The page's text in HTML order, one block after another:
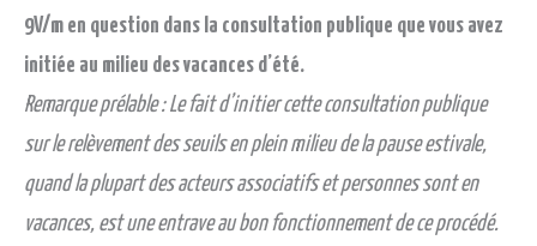
9V/m en question dans la consultation publique que vous avez
initiée au milieu des vacances d’été.
Remarque prélable : Le fait d’initier cette consultation publique
sur le relèvement des seuils en plein milieu de la pause estivale,
quand la plupart des acteurs associatifs et personnes sont en
vacances, est une entrave au bon fonctionnement de ce procédé.